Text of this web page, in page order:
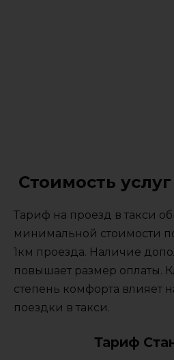
Стоимость
Тариф на проезд в такси
минимальной стоимости
1км проезда. Наличие
повышает размер оплаты.
степень комфорта влияет
поездки в такси.
Тариф